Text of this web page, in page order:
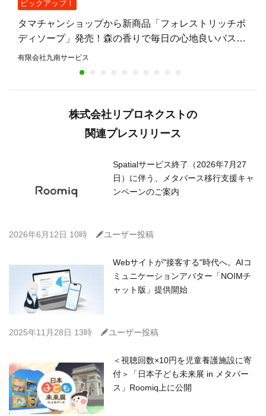
ピックアップ！
タマチャンショップから新商品「フォレストリッチボ
ディソープ」発売！森の香りで毎日の心地良いバスタ
イムを提案
有限会社九南サービス
株式会社リプロネクストの
関連プレスリリース
Spatialサービス終了（2026年7月27
日）に伴う、メタバース移行支援キャ
ンペーンのご案内
2026年6月12日 10時 Cユーザー投稿
Webサイトが"接客する"時代へ。AIコ
ミュニケーションアバター「NOIMチ
ャット版」提供開始
2025年11月28日 13時 Cユーザー投稿
＜視聴回数×10円を児童養護施設に寄
付＞「日本子ども未来展 in メタバー
ス」Roomiq上に公開